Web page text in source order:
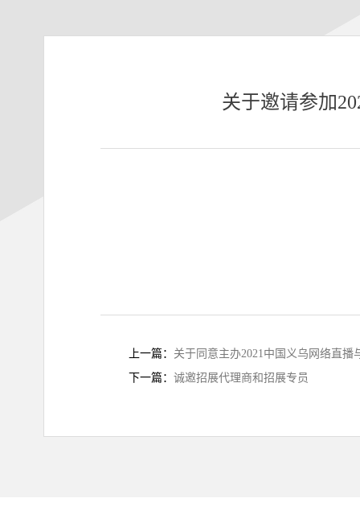
关于邀请参加
上一篇： 关于同意主办2021中国义乌网络直播
下一篇： 诚邀招展代理商和招展专员